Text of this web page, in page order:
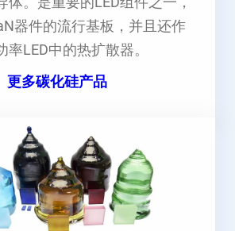
器件的流行基板，并且还作
率LED中的热扩散器。
更多碳化硅产品